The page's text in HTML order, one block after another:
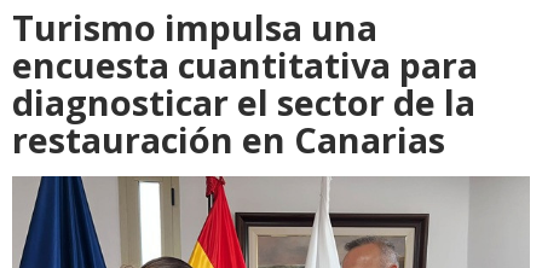
Turismo impulsa una
encuesta cuantitativa para
diagnosticar el sector de la
restauración en Canarias